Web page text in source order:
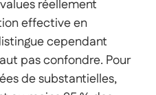
réellement
effective en
cependant
pas confondre. Pour
de substantielles,